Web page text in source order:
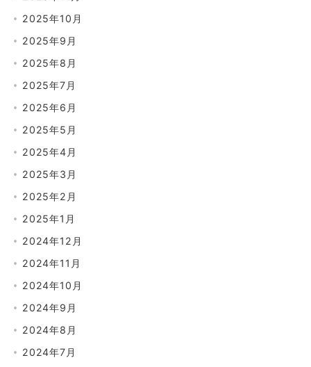
2025年10月
2025年9月
2025年8月
2025年7月
2025年6月
2025年5月
2025年4月
2025年3月
2025年2月
2025年1月
2024年12月
2024年11月
2024年10月
2024年9月
2024年8月
2024年7月